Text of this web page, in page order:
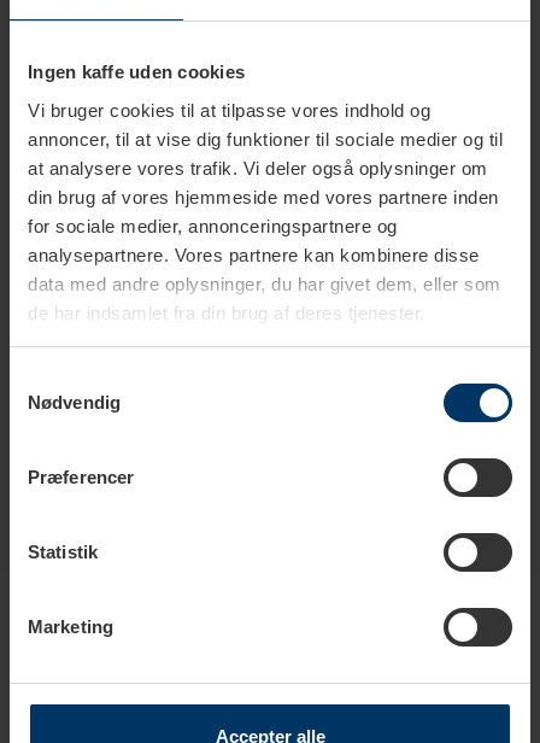
Ingen kaffe uden cookies
Vi bruger cookies til at tilpasse vores indhold og
annoncer, til at vise dig funktioner til sociale medier og til
at analysere vores trafik. Vi deler også oplysninger om
din brug af vores hjemmeside med vores partnere inden
for sociale medier, annonceringspartnere og
analysepartnere. Vores partnere kan kombinere disse
data med andre oplysninger, du har givet dem, eller som
de har indsamlet fra din brug af deres tjenester.
Nødvendig
Præferencer
Statistik
Marketing
Accepter alle
Tekniske specifikationer
Kapacitet 1 L
Antal kopper 8 kopper